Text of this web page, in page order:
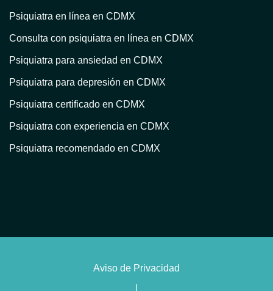
Psiquiatra en línea en CDMX
Consulta con psiquiatra en línea en CDMX
Psiquiatra para ansiedad en CDMX
Psiquiatra para depresión en CDMX
Psiquiatra certificado en CDMX
Psiquiatra con experiencia en CDMX
Psiquiatra recomendado en CDMX
Psiquiatra con terapia en CDMX
Aviso de Privacidad